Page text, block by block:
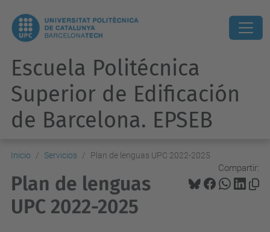
Escuela Politécnica
Superior de Edificación
de Barcelona. EPSEB
Inicio Servicios Plan de lenguas UPC 2022-2025
Compartir:
Plan de lenguas
UPC 2022-2025